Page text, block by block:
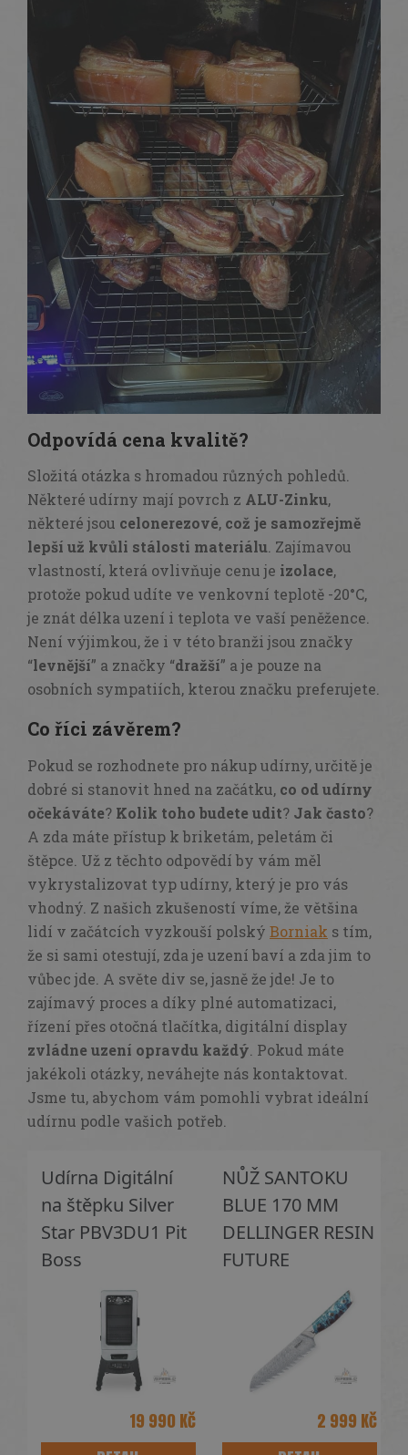
Odpovídá cena kvalitě?
Složitá otázka s hromadou různých pohledů.
Některé udírny mají povrch z ALU-Zinku,
některé jsou celonerezové, což je samozřejmě
lepší už kvůli stálosti materiálu . Zajímavou
vlastností, která ovlivňuje cenu je izolace,
protože pokud udíte ve venkovní teplotě -20°C,
je znát délka uzení i teplota ve vaší peněžence.
Není výjimkou, že i v této branži jsou značky
“levnější” a značky “dražší” a je pouze na
osobních sympatiích, kterou značku preferujete.
Co říci závěrem?
Pokud se rozhodnete pro nákup udírny, určitě je
dobré si stanovit hned na začátku, co od udírny
očekáváte? Kolik toho budete udit? Jak často?
A zda máte přístup k briketám, peletám či
štěpce. Už z těchto odpovědí by vám měl
vykrystalizovat typ udírny, který je pro vás
vhodný. Z našich zkušeností víme, že většina
lidí v začátcích vyzkouší polský Borniak s tím,
že si sami otestují, zda je uzení baví a zda jim to
vůbec jde. A světe div se, jasně že jde! Je to
zajímavý proces a díky plné automatizaci,
řízení přes otočná tlačítka, digitální display
zvládne uzení opravdu každý Pokud máte
jakékoli otázky, neváhejte nás kontaktovat.
Jsme tu, abychom vám pomohli vybrat ideální
udírnu podle vašich potřeb.